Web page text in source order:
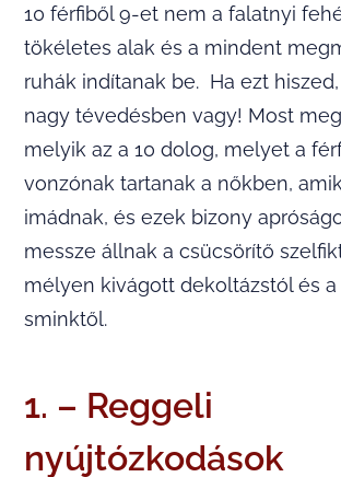
10 férfiből 9-et nem a falatnyi
tökéletes alak és a mindent
ruhák indítanak be. Ha ezt
nagy tévedésben vagy! Most
melyik az a 10 dolog, melyet a
vonzónak tartanak a nőkben,
imádnak, és ezek bizony
messze állnak a csücsörítő
mélyen kivágott dekoltázstól és
sminktől.
1. – Reggeli
nyújtózkodások